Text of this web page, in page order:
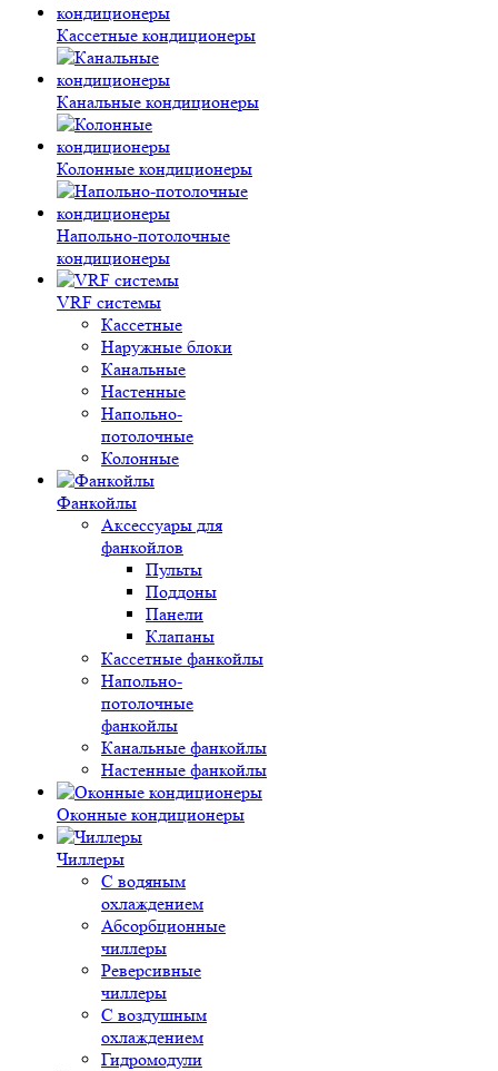
Кассетные кондиционеры
Канальные кондиционеры
Колонные кондиционеры
Напольно-потолочные
кондиционеры
VRF системы
Кассетные
Наружные блоки
Канальные
Настенные
Напольно-
потолочные
Колонные
Фанкойлы
Аксессуары для
фанкойлов
Пульты
Поддоны
Панели
Клапаны
Кассетные фанкойлы
Напольно-
потолочные
фанкойлы
Канальные фанкойлы
Настенные фанкойлы
Оконные кондиционеры
Чиллеры
С водяным
охлаждением
Абсорбционные
чиллеры
Реверсивные
чиллеры
С воздушным
охлаждением
Гидромодули